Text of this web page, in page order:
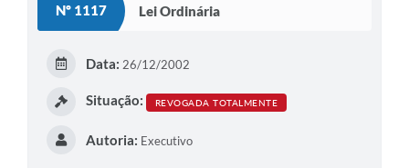
Nº 1117 Lei Ordinária
Data: 26/12/2002
Situação: REVOGADA TOTALMENTE
Autoria: Executivo